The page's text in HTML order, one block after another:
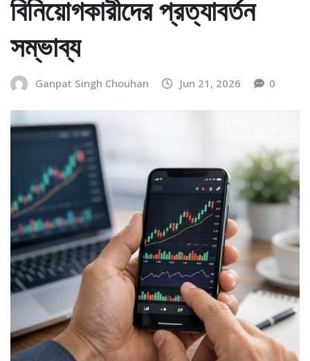
বিনিয়োগকারীদের প্রত্যাবর্তন
সম্ভাব্য
Ganpat Singh Chouhan Jun 21, 2026 0